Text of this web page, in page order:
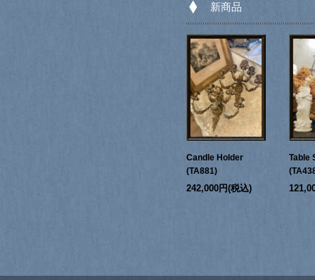
新商品
Candle Holder
(TA881)
242,000円(税込)
Table